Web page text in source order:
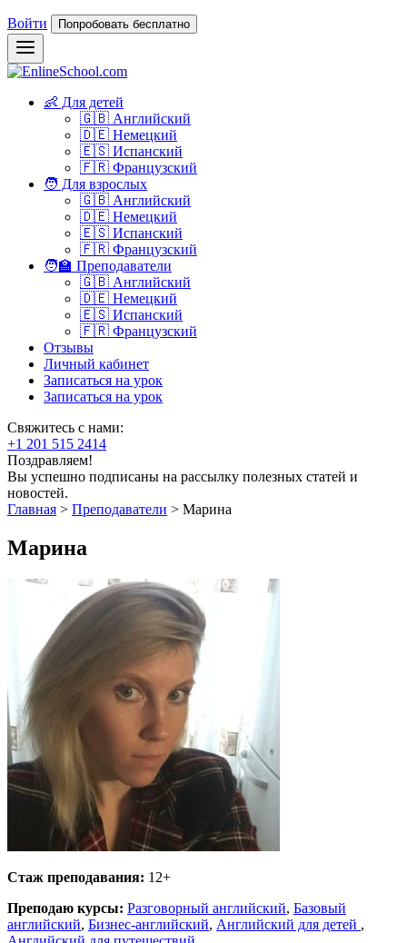
Войти Попробовать бесплатно
👶 Для детей
🇬🇧 Английский
🇩🇪 Немецкий
🇪🇸 Испанский
🇫🇷 Французский
🧑 Для взрослых
🇬🇧 Английский
🇩🇪 Немецкий
🇪🇸 Испанский
🇫🇷 Французский
🧑‍🏫 Преподаватели
🇬🇧 Английский
🇩🇪 Немецкий
🇪🇸 Испанский
🇫🇷 Французский
Отзывы
Личный кабинет
Записаться на урок
Записаться на урок
Свяжитесь с нами:
+1 201 515 2414
Поздравляем!
Вы успешно подписаны на рассылку полезных статей и
новостей.
Главная > Преподаватели > Марина
Марина
Стаж преподавания: 12+
Преподаю курсы: Разговорный английский, Базовый
английский, Бизнес-английский, Английский для детей ,